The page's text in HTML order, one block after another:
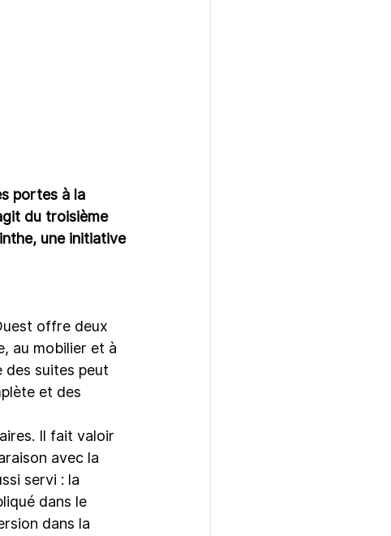
portes à la
du troisième
une initiative
offre deux
au mobilier et à
des suites peut
et des
Il fait valoir
avec la
servi : la
dans le
dans la